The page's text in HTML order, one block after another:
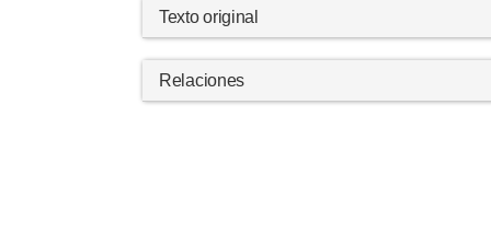
Texto original
Relaciones